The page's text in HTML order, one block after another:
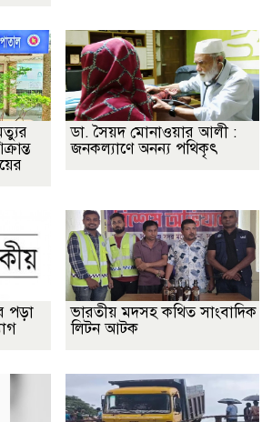
ডা. সৈয়দ মোনাওয়ার আলী :
জনকল্যাণে অনন্য পথিকৃৎ
পড়া
ভারতীয় মদসহ কথিত সাংবাদিক
লিটন আটক